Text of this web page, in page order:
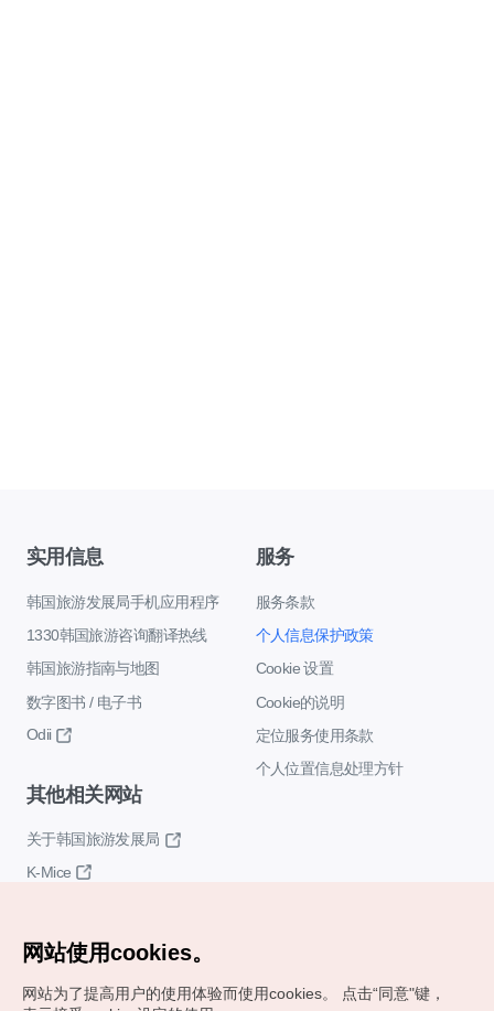
实用信息
韩国旅游发展局手机应用程序
1330韩国旅游咨询翻译热线
韩国旅游指南与地图
数字图书 / 电子书
Odii
服务
服务条款
个人信息保护政策
Cookie 设置
Cookie的说明
定位服务使用条款
个人位置信息处理方针
其他相关网站
关于韩国旅游发展局
K-Mice
网站使用cookies。
网站为了提高用户的使用体验而使用cookies。
点击“同意"键，